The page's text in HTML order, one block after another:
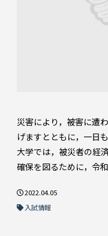
災害により，被害に遭
げますとともに，一日
大学では，被災者の経
確保を図るために，令
2022.04.05
入試情報